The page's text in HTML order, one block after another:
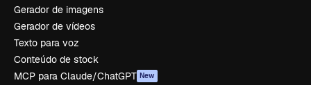
Gerador de imagens
Gerador de vídeos
Texto para voz
Conteúdo de stock
MCP para Claude/ChatGPT New